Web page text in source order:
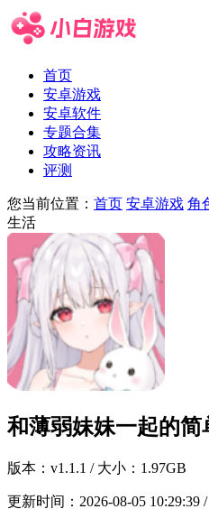
首页
安卓游戏
安卓软件
专题合集
攻略资讯
评测
您当前位置： 首页 安卓游戏 角
生活
和薄弱妹妹一起的简
版本： v1.1.1 / 大小：1.97GB
更新时间： 2026-08-05 10:29:39